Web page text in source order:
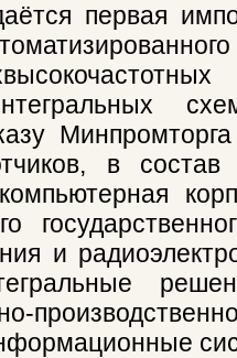
первая
в состав
и